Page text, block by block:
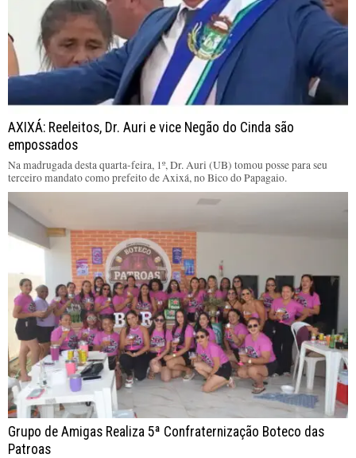
AXIXÁ: Reeleitos, Dr. Auri e vice Negão do Cinda são
empossados
Na madrugada desta quarta-feira, 1º, Dr. Auri (UB) tomou posse para seu
terceiro mandato como prefeito de Axixá, no Bico do Papagaio.
Grupo de Amigas Realiza 5ª Confraternização Boteco das
Patroas